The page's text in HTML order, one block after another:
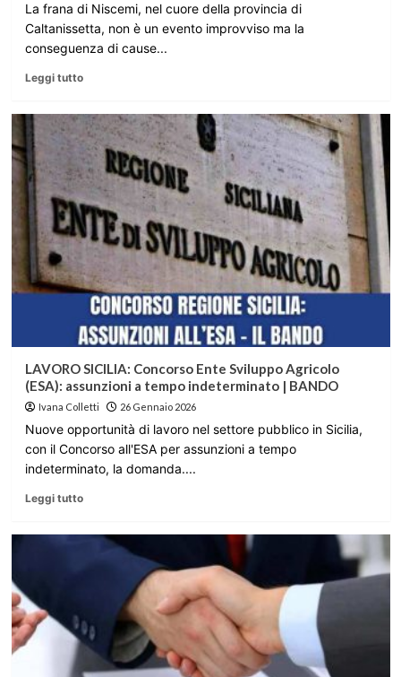
La frana di Niscemi, nel cuore della provincia di
Caltanissetta, non è un evento improvviso ma la
conseguenza di cause...
Leggi tutto
LAVORO SICILIA: Concorso Ente Sviluppo Agricolo
(ESA): assunzioni a tempo indeterminato | BANDO
Ivana Colletti 26 Gennaio 2026
Nuove opportunità di lavoro nel settore pubblico in Sicilia,
con il Concorso all'ESA per assunzioni a tempo
indeterminato, la domanda....
Leggi tutto